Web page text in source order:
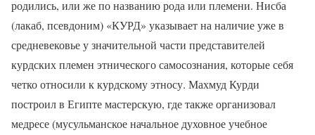
родились, или же по названию рода или племени. Нисба
(лакаб, псевдоним) «КУРД» указывает на наличие уже в
средневековье у значительной части представителей
курдских племен этнического самосознания, которые себя
четко относили к курдскому этносу. Махмуд Курди
построил в Египте мастерскую, где также организовал
медресе (мусульманское начальное духовное учебное